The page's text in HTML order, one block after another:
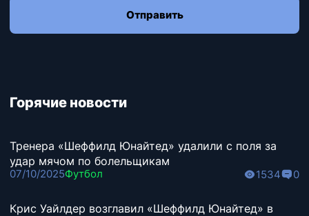
Отправить
Горячие новости
Тренера «Шеффилд Юнайтед» удалили с поля за
удар мячом по болельщикам
07/10/2025Футбол 1534 0
Крис Уайлдер возглавил «Шеффилд Юнайтед» в